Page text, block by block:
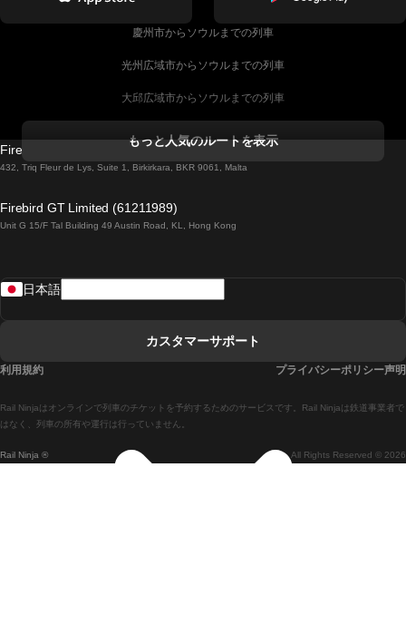
慶州市からソウルまでの列車
光州広域市からソウルまでの列車
大邱広域市からソウルまでの列車
ダブリンからゴールウェイまでの列車
ローマからナポリまでの列車
マドリードからセビリアまでの列車
マドリードからアリカンテまでの列車
もっと人気のルートを表示
Firebird GT Limited (OC 1451)
432, Triq Fleur de Lys, Suite 1, Birkirkara, BKR 9061, Malta
Firebird GT Limited (61211989)
Unit G 15/F Tal Building 49 Austin Road, KL, Hong Kong
Rail Ninja ® All Rights Reserved © 2026
Rail Ninjaはオンラインで列車のチケットを予約するためのサービスです。Rail Ninjaは鉄道事業者で
はなく、列車の所有や運行は行っていません。
日本語
カスタマーサポート
利用規約 プライバシーポリシー声明